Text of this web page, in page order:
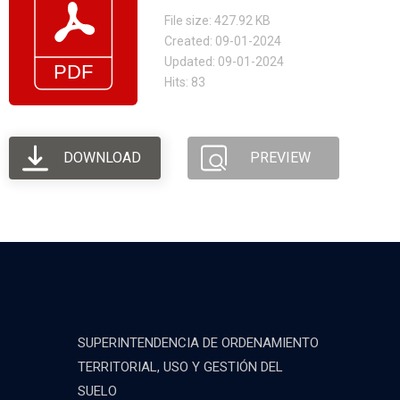
File size: 427.92 KB
Created: 09-01-2024
Updated: 09-01-2024
Hits: 83
DOWNLOAD PREVIEW
SUPERINTENDENCIA DE ORDENAMIENTO
TERRITORIAL, USO Y GESTIÓN DEL
SUELO